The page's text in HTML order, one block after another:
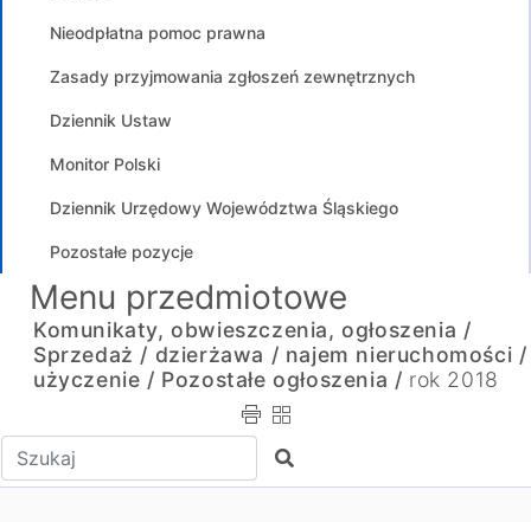
Nieodpłatna pomoc prawna
Zasady przyjmowania zgłoszeń zewnętrznych
Dziennik Ustaw
Monitor Polski
Dziennik Urzędowy Województwa Śląskiego
Pozostałe pozycje
Menu przedmiotowe
Komunikaty, obwieszczenia, ogłoszenia /
Sprzedaż / dzierżawa / najem nieruchomości /
użyczenie / Pozostałe ogłoszenia / rok 2018
Wpisz tekst do wyszukania Szukaj